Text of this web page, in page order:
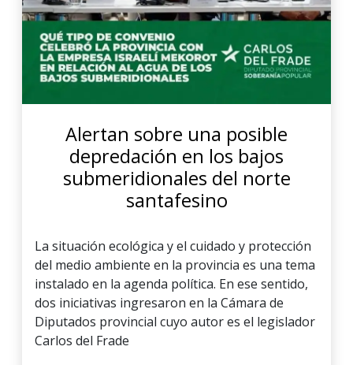
Alertan sobre una posible
depredación en los bajos
submeridionales del norte
santafesino
La situación ecológica y el cuidado y protección
del medio ambiente en la provincia es una tema
instalado en la agenda política. En ese sentido,
dos iniciativas ingresaron en la Cámara de
Diputados provincial cuyo autor es el legislador
Carlos del Frade